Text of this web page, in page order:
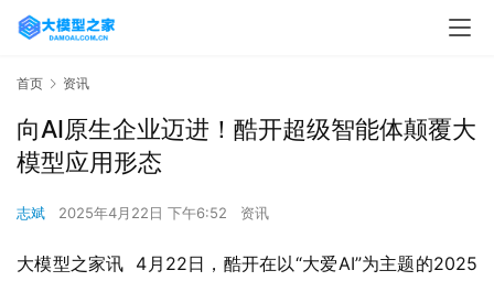
首页 资讯
向AI原生企业迈进！酷开超级智能体颠覆大
模型应用形态
志斌 2025年4月22日 下午6:52 资讯
大模型之家讯  4月22日，酷开在以“大爱AI”为主题的2025